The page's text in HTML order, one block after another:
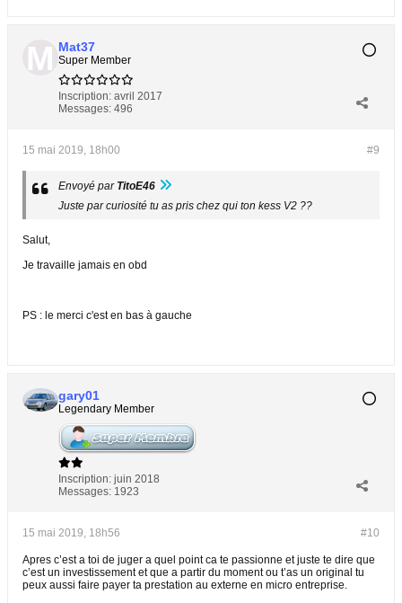
Mat37
Super Member
Inscription: avril 2017
Messages: 496
#9
15 mai 2019, 18h00
Envoyé par TitoE46
Juste par curiosité tu as pris chez qui ton kess V2 ??
Salut,
Je travaille jamais en obd
PS : le merci c'est en bas à gauche
gary01
Legendary Member
Inscription: juin 2018
Messages: 1923
#10
15 mai 2019, 18h56
Apres c’est a toi de juger a quel point ca te passionne et juste te dire que
c’est un investissement et que a partir du moment ou t’as un original tu
peux aussi faire payer ta prestation au externe en micro entreprise.